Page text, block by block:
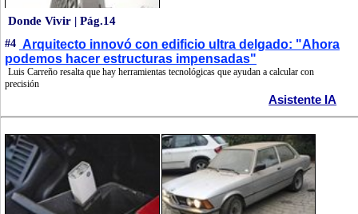
Donde Vivir | Pág.14
#4 Arquitecto innovó con edificio ultra delgado: "Ahora
podemos hacer estructuras impensadas"
Luis Carreño resalta que hay herramientas tecnológicas que ayudan a calcular con
precisión
Asistente IA